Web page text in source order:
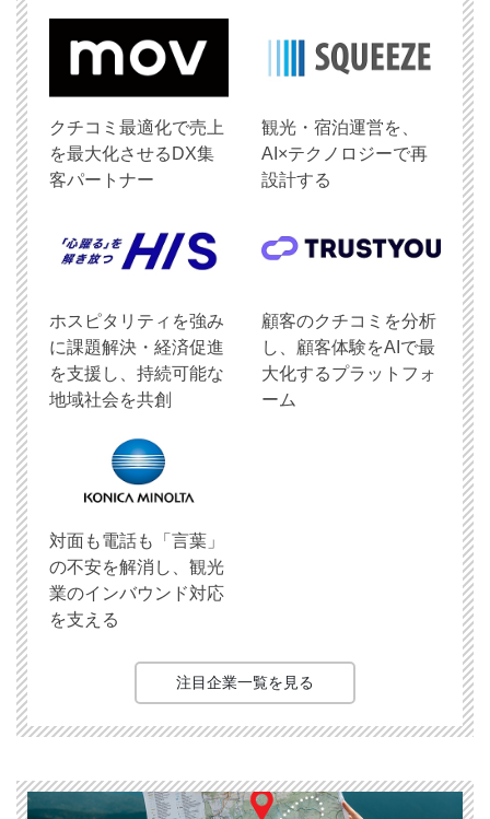
クチコミ最適化で売上
を最大化させるDX集
客パートナー
観光・宿泊運営を、
AI×テクノロジーで再
設計する
ホスピタリティを強み
に課題解決・経済促進
を支援し、持続可能な
地域社会を共創
顧客のクチコミを分析
し、顧客体験をAIで最
大化するプラットフォ
ーム
対面も電話も「言葉」
の不安を解消し、観光
業のインバウンド対応
を支える
注目企業一覧を見る